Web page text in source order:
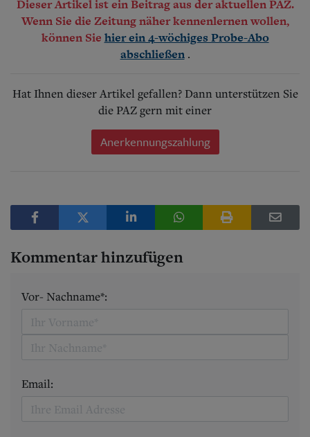
Dieser Artikel ist ein Beitrag aus der aktuellen PAZ.
Wenn Sie die Zeitung näher kennenlernen wollen,
können Sie hier ein 4-wöchiges Probe-Abo
abschließen .
Hat Ihnen dieser Artikel gefallen? Dann unterstützen Sie
die PAZ gern mit einer
Anerkennungszahlung
Kommentar hinzufügen
Vor- Nachname*:
Email: